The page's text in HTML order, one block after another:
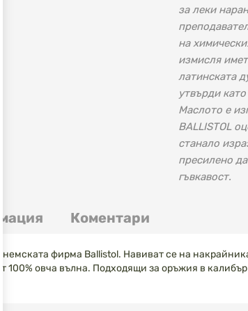
за леки
на
измисля
латинската
утвърди
Маслото е
BALLISTOL
станало
пресилено
гъвкавост.
немската фирма Ballistol. Навиват се на
100% овча вълна. Подходящи за оръжия в калибър
Коментари